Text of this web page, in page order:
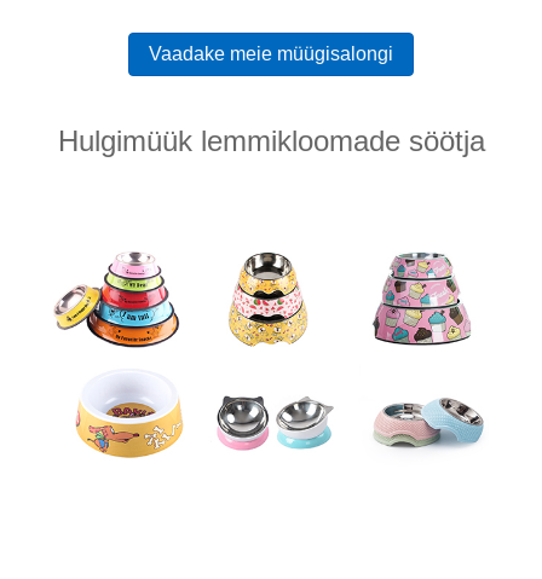
Vaadake meie müügisalongi
Hulgimüük lemmikloomade söötja